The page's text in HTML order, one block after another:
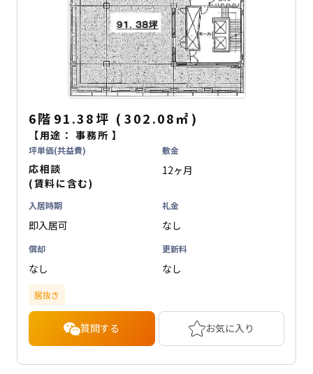
6階 91.38坪 ( 302.08㎡ )
【用途：事務所 】
坪単価(共益費)
応相談
(賃料に含む)
敷金
12ヶ月
入居時期
即入居可
礼金
なし
償却
なし
更新料
なし
居抜き
質問する お気に入り